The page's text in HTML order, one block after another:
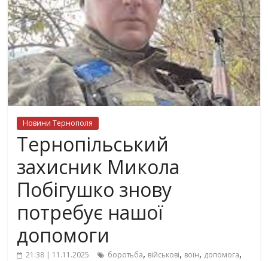
Новини Тернополя
Тернопільський
захисник Микола
Побігушко знову
потребує нашої
допомоги
21:38 | 11.11.2025 боротьба, військові, воїн, допомога,